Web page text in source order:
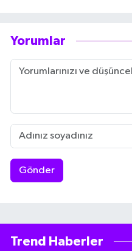
Yorumlar
Gönder
Trend Haberler